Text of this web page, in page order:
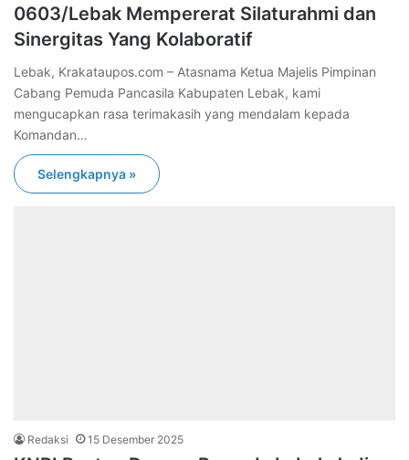
0603/Lebak Mempererat Silaturahmi dan
Sinergitas Yang Kolaboratif
Lebak, Krakataupos.com – Atasnama Ketua Majelis Pimpinan
Cabang Pemuda Pancasila Kabupaten Lebak, kami
mengucapkan rasa terimakasih yang mendalam kepada
Komandan…
Selengkapnya »
Redaksi 15 Desember 2025